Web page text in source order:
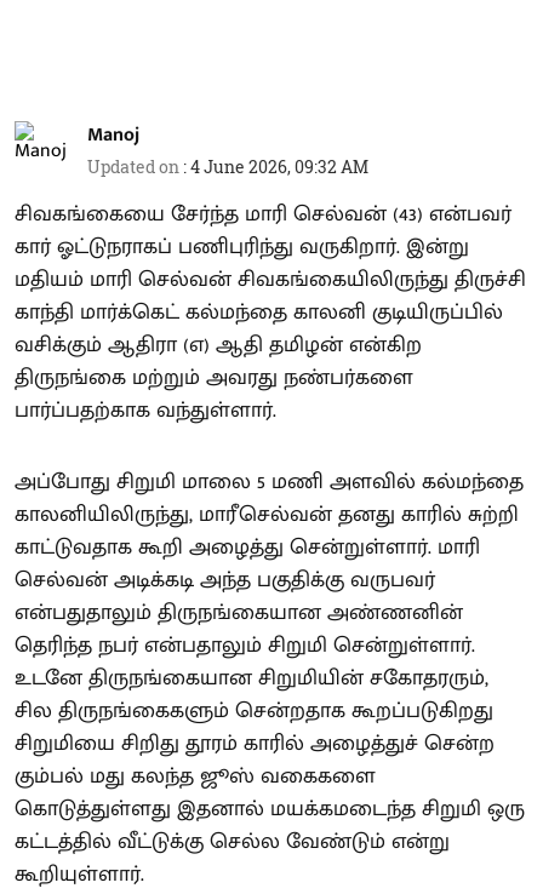
Manoj
Updated on :4 June 2026, 09:32 AM
சிவகங்கையை சேர்ந்த மாரி செல்வன் (43) என்பவர்
கார் ஓட்டுநராகப் பணிபுரிந்து வருகிறார். இன்று
மதியம் மாரி செல்வன் சிவகங்கையிலிருந்து திருச்சி
காந்தி மார்க்கெட் கல்மந்தை காலனி குடியிருப்பில்
வசிக்கும் ஆதிரா (எ) ஆதி தமிழன் என்கிற
திருநங்கை மற்றும் அவரது நண்பர்களை
பார்ப்பதற்காக வந்துள்ளார்.
அப்போது சிறுமி மாலை 5 மணி அளவில் கல்மந்தை
காலனியிலிருந்து, மாரீசெல்வன் தனது காரில் சுற்றி
காட்டுவதாக கூறி அழைத்து சென்றுள்ளார். மாரி
செல்வன் அடிக்கடி அந்த பகுதிக்கு வருபவர்
என்பதுதாலும் திருநங்கையான அண்ணனின்
தெரிந்த நபர் என்பதாலும் சிறுமி சென்றுள்ளார்.
உடனே திருநங்கையான சிறுமியின் சகோதரரும்,
சில திருநங்கைகளும் சென்றதாக கூறப்படுகிறது
சிறுமியை சிறிது தூரம் காரில் அழைத்துச் சென்ற
கும்பல் மது கலந்த ஜூஸ் வகைகளை
கொடுத்துள்ளது இதனால் மயக்கமடைந்த சிறுமி ஒரு
கட்டத்தில் வீட்டுக்கு செல்ல வேண்டும் என்று
கூறியுள்ளார்.